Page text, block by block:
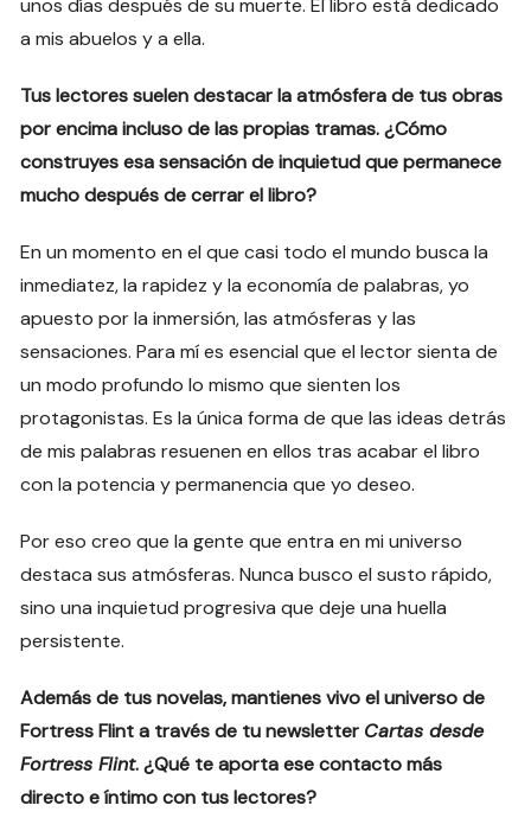
unos días después de su muerte. El libro está dedicado
a mis abuelos y a ella.
Tus lectores suelen destacar la atmósfera de tus obras
por encima incluso de las propias tramas. ¿Cómo
construyes esa sensación de inquietud que permanece
mucho después de cerrar el libro?
En un momento en el que casi todo el mundo busca la
inmediatez, la rapidez y la economía de palabras, yo
apuesto por la inmersión, las atmósferas y las
sensaciones. Para mí es esencial que el lector sienta de
un modo profundo lo mismo que sienten los
protagonistas. Es la única forma de que las ideas detrás
de mis palabras resuenen en ellos tras acabar el libro
con la potencia y permanencia que yo deseo.
Por eso creo que la gente que entra en mi universo
destaca sus atmósferas. Nunca busco el susto rápido,
sino una inquietud progresiva que deje una huella
persistente.
Además de tus novelas, mantienes vivo el universo de
Fortress Flint a través de tu newsletter Cartas desde
Fortress Flint. ¿Qué te aporta ese contacto más
directo e íntimo con tus lectores?